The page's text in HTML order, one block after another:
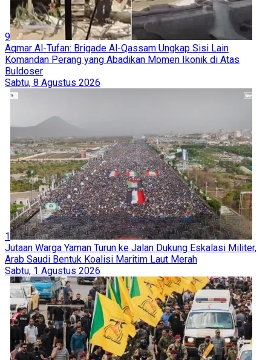
9
Aqmar Al-Tufan: Brigade Al-Qassam Ungkap Sisi Lain
Komandan Perang yang Abadikan Momen Ikonik di Atas
Buldoser
Sabtu, 8 Agustus 2026
1
Jutaan Warga Yaman Turun ke Jalan Dukung Eskalasi Militer,
Arab Saudi Bentuk Koalisi Maritim Laut Merah
Sabtu, 1 Agustus 2026